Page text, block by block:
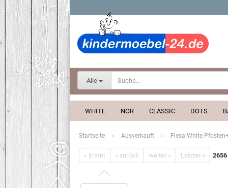
Alle
WHITE NOR CLASSIC DOTS
Startseite » Ausverkauft » Flexa White
« Erster « zurück weiter » Letzter » 2656